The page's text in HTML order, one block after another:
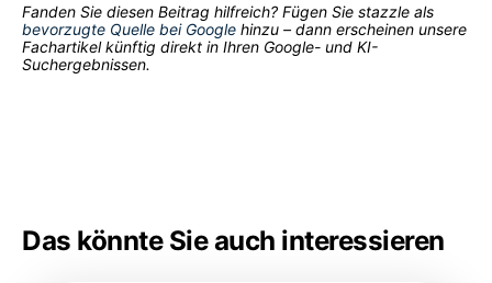
Fanden Sie diesen Beitrag hilfreich? Fügen Sie stazzle als
bevorzugte Quelle bei Google hinzu – dann erscheinen unsere
Fachartikel künftig direkt in Ihren Google- und KI-
Suchergebnissen.
Das könnte Sie auch interessieren